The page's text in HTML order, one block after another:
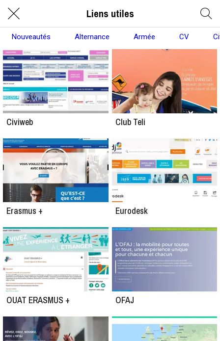
Liens utiles
Nouveautés Alternance Armée CV
Civiweb Club Teli
Erasmus + Eurodesk
OUAT ERASMUS + OFAJ